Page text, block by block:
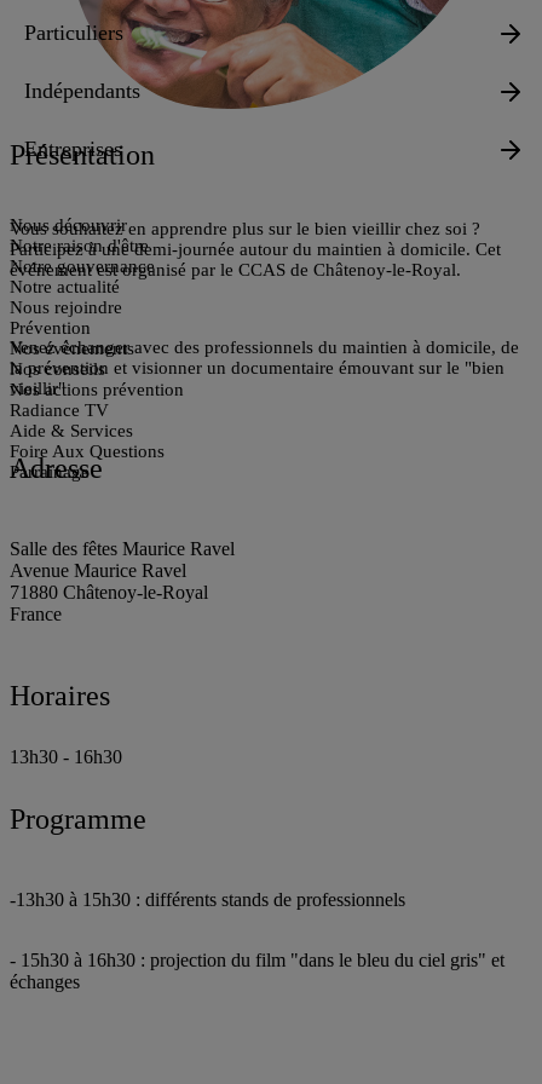
Particuliers
Indépendants
Entreprises
Nous découvrir
Notre raison d'être
Notre gouvernance
Notre actualité
Nous rejoindre
Prévention
Nos évènements
Nos conseils
Nos actions prévention
Radiance TV
Aide & Services
Foire Aux Questions
Parrainage
Présentation
Vous souhaitez en apprendre plus sur le bien vieillir chez soi ?
Participez à une demi-journée autour du maintien à domicile. Cet
événement est organisé par le CCAS de Châtenoy-le-Royal.
Venez échanger avec des professionnels du maintien à domicile, de
la prévention et visionner un documentaire émouvant sur le "bien
vieillir"
Adresse
Salle des fêtes Maurice Ravel
Avenue Maurice Ravel
71880 Châtenoy-le-Royal
France
Horaires
13h30 - 16h30
Programme
-13h30 à 15h30 : différents stands de professionnels
- 15h30 à 16h30 : projection du film "dans le bleu du ciel gris" et
échanges